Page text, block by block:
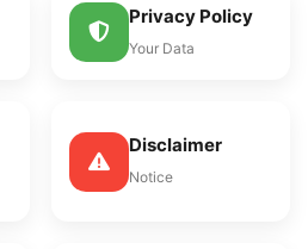
Privacy Policy
Your Data
Disclaimer
Notice